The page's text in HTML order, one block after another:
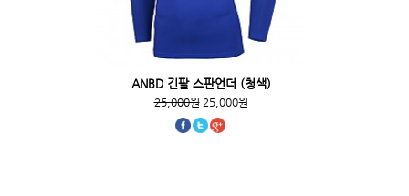
ANBD 긴팔 스판언더 (청색)
25,000원25,000원